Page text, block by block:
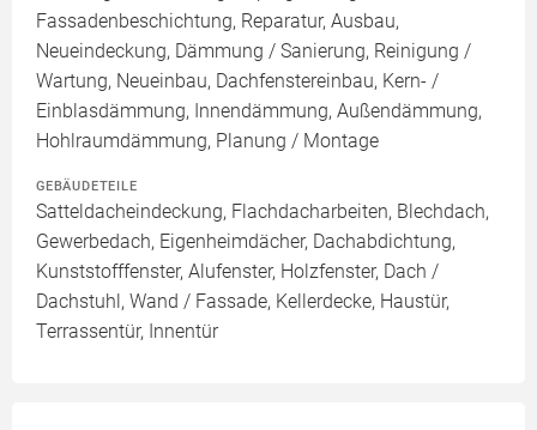
Fassadenbeschichtung, Reparatur, Ausbau,
Neueindeckung, Dämmung / Sanierung, Reinigung /
Wartung, Neueinbau, Dachfenstereinbau, Kern- /
Einblasdämmung, Innendämmung, Außendämmung,
Hohlraumdämmung, Planung / Montage
GEBÄUDETEILE
Satteldacheindeckung, Flachdacharbeiten, Blechdach,
Gewerbedach, Eigenheimdächer, Dachabdichtung,
Kunststofffenster, Alufenster, Holzfenster, Dach /
Dachstuhl, Wand / Fassade, Kellerdecke, Haustür,
Terrassentür, Innentür